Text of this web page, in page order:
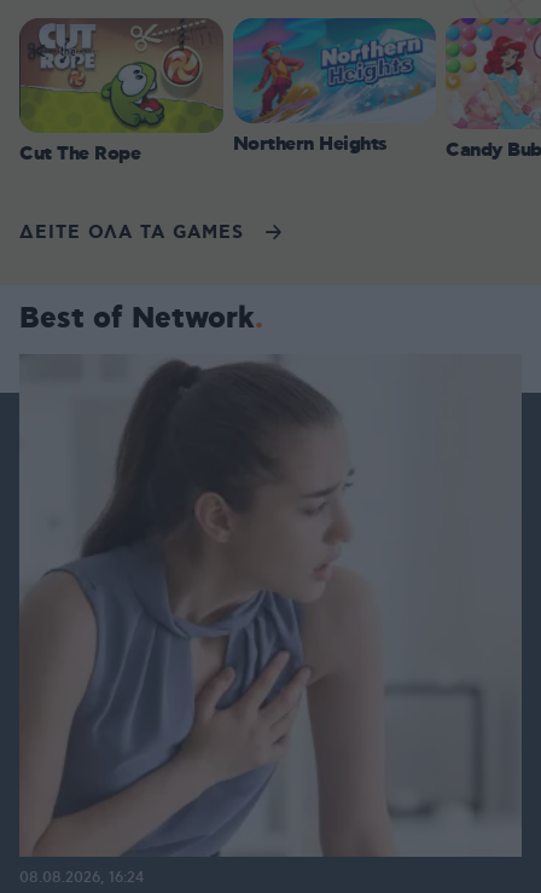
Cut The Rope Northern Heights Candy
ΔΕΙΤΕ ΟΛΑ ΤΑ GAMES
Best of Network
08.08.2026, 16:24